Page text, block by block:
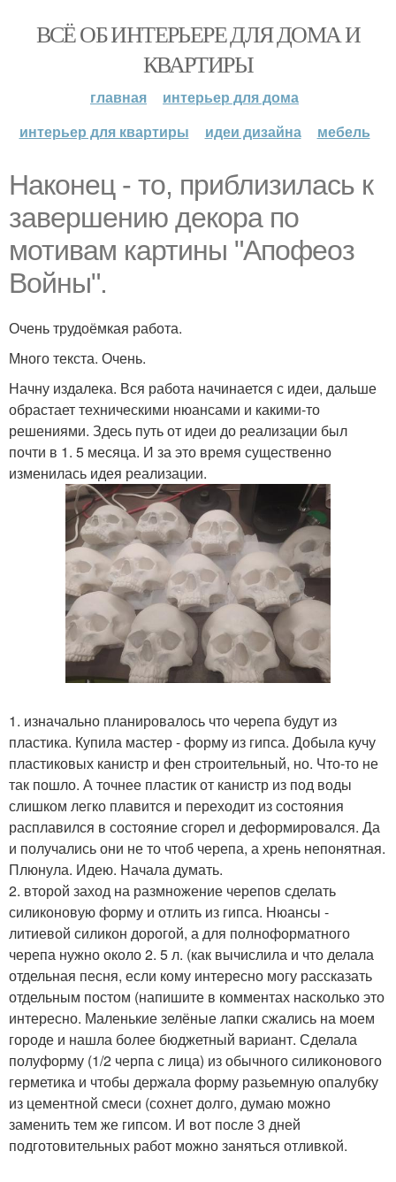
ВСЁ ОБ ИНТЕРЬЕРЕ ДЛЯ ДОМА И
КВАРТИРЫ
главная
интерьер для дома
интерьер для квартиры
идеи дизайна мебель
Наконец - то, приблизилась к
завершению декора по
мотивам картины "Апофеоз
Войны".
Очень трудоёмкая работа.
Много текста. Очень.
Начну издалека. Вся работа начинается с идеи, дальше
обрастает техническими нюансами и какими-то
решениями. Здесь путь от идеи до реализации был
почти в 1. 5 месяца. И за это время существенно
изменилась идея реализации.
1. изначально планировалось что черепа будут из
пластика. Купила мастер - форму из гипса. Добыла кучу
пластиковых канистр и фен строительный, но. Что-то не
так пошло. А точнее пластик от канистр из под воды
слишком легко плавится и переходит из состояния
расплавился в состояние сгорел и деформировался. Да
и получались они не то чтоб черепа, а хрень непонятная.
Плюнула. Идею. Начала думать.
2. второй заход на размножение черепов сделать
силиконовую форму и отлить из гипса. Нюансы -
литиевой силикон дорогой, а для полноформатного
черепа нужно около 2. 5 л. (как вычислила и что делала
отдельная песня, если кому интересно могу рассказать
отдельным постом (напишите в комментах насколько это
интересно. Маленькие зелёные лапки сжались на моем
городе и нашла более бюджетный вариант. Сделала
полуформу (1/2 черпа с лица) из обычного силиконового
герметика и чтобы держала форму разьемную опалубку
из цементной смеси (сохнет долго, думаю можно
заменить тем же гипсом. И вот после 3 дней
подготовительных работ можно заняться отливкой.